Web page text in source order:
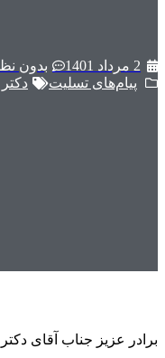
2 مرداد 1401
بدون
پیام‌های تسلیت
برادر عزیز جناب آقای